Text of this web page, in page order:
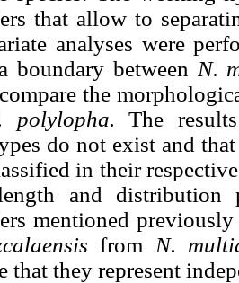
that allow to
analyses were
boundary between N.
the
polylopha.The
do not exist and
in their
and
mentioned
from N.
that they represent